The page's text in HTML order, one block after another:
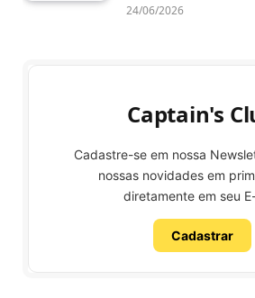
24/06/2026
Captain's
Cadastre-se em nossa
nossas novidades em
diretamente em seu
Cadastrar